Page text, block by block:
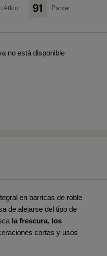
Atkin 91 Parker
no está disponible
en barricas de roble
de alejarse del tipo de
la frescura, los
cortas y usos